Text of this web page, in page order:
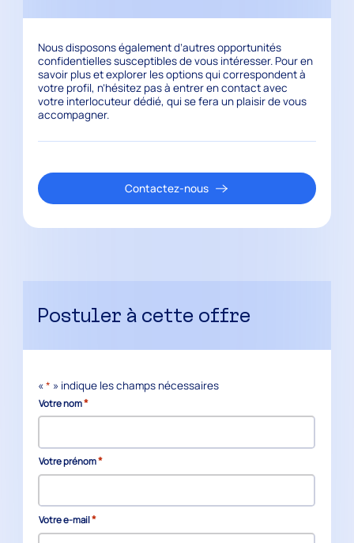
Nous disposons également d’autres opportunités
confidentielles susceptibles de vous intéresser. Pour en
savoir plus et explorer les options qui correspondent à
votre profil, n’hésitez pas à entrer en contact avec
votre interlocuteur dédié, qui se fera un plaisir de vous
accompagner.
Contactez-nous
Postuler à cette offre
«* » indique les champs nécessaires
Votre nom*
Votre prénom*
Votre e-mail*